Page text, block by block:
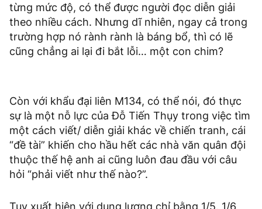
từng mức độ, có thể được người đọc diễn giải
theo nhiều cách. Nhưng dĩ nhiên, ngay cả trong
trường hợp nó rành rành là báng bổ, thì có lẽ
cũng chẳng ai lại đi bắt lỗi… một con chim?
Còn với khẩu đại liên M134, có thể nói, đó thực
sự là một nỗ lực của Đỗ Tiến Thụy trong việc tìm
một cách viết/ diễn giải khác về chiến tranh, cái
“đề tài” khiến cho hầu hết các nhà văn quân đội
thuộc thế hệ anh ai cũng luôn đau đầu với câu
hỏi “phải viết như thế nào?”.
Tuy xuất hiện với dung lượng chỉ bằng 1/5, 1/6